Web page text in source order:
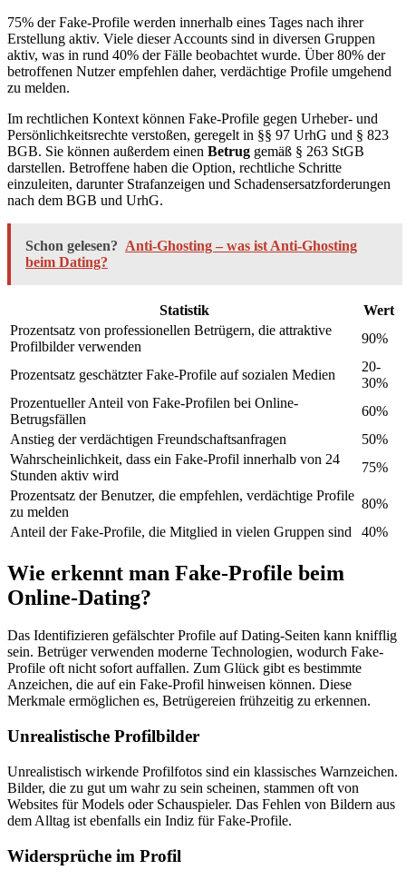
75% der Fake-Profile werden innerhalb eines Tages nach ihrer
Erstellung aktiv. Viele dieser Accounts sind in diversen Gruppen
aktiv, was in rund 40% der Fälle beobachtet wurde. Über 80% der
betroffenen Nutzer empfehlen daher, verdächtige Profile umgehend
zu melden.
Im rechtlichen Kontext können Fake-Profile gegen Urheber- und
Persönlichkeitsrechte verstoßen, geregelt in §§ 97 UrhG und § 823
BGB. Sie können außerdem einen Betrug gemäß § 263 StGB
darstellen. Betroffene haben die Option, rechtliche Schritte
einzuleiten, darunter Strafanzeigen und Schadensersatzforderungen
nach dem BGB und UrhG.
Schon gelesen? Anti-Ghosting – was ist Anti-Ghosting
beim Dating?
Statistik
Wert
Prozentsatz von professionellen Betrügern, die attraktive
Profilbilder verwenden
90%
Prozentsatz geschätzter Fake-Profile auf sozialen Medien
20-
30%
Prozentueller Anteil von Fake-Profilen bei Online-
Betrugsfällen
60%
Anstieg der verdächtigen Freundschaftsanfragen
50%
Wahrscheinlichkeit, dass ein Fake-Profil innerhalb von 24
Stunden aktiv wird
75%
Prozentsatz der Benutzer, die empfehlen, verdächtige Profile
zu melden
80%
Anteil der Fake-Profile, die Mitglied in vielen Gruppen sind
40%
Wie erkennt man Fake-Profile beim
Online-Dating?
Das Identifizieren gefälschter Profile auf Dating-Seiten kann knifflig
sein. Betrüger verwenden moderne Technologien, wodurch Fake-
Profile oft nicht sofort auffallen. Zum Glück gibt es bestimmte
Anzeichen, die auf ein Fake-Profil hinweisen können. Diese
Merkmale ermöglichen es, Betrügereien frühzeitig zu erkennen.
Unrealistische Profilbilder
Unrealistisch wirkende Profilfotos sind ein klassisches Warnzeichen.
Bilder, die zu gut um wahr zu sein scheinen, stammen oft von
Websites für Models oder Schauspieler. Das Fehlen von Bildern aus
dem Alltag ist ebenfalls ein Indiz für Fake-Profile.
Widersprüche im Profil